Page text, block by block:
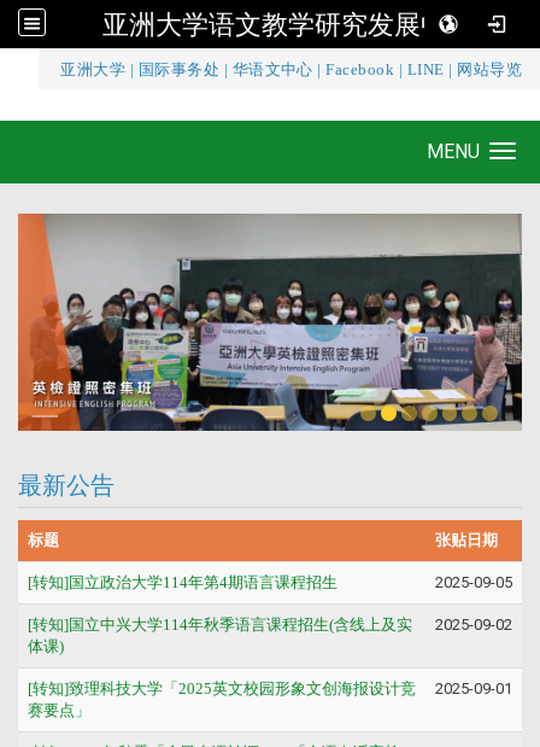
亚洲大学语文教学研究发展中心
亚洲大学 国际事务处 华语文中心 |Facebook LINE 网站导览
亚洲大学语文教学研究发展中心
MENU
最新公告
标题 张贴日期
[转知]国立政治大学114年第4期语言课程招生 2025-09-05
[转知]国立中兴大学114年秋季语言课程招生(含线上及实
体课)
2025-09-02
[转知]致理科技大学「2025英文校园形象文创海报设计竞
赛要点」
2025-09-01